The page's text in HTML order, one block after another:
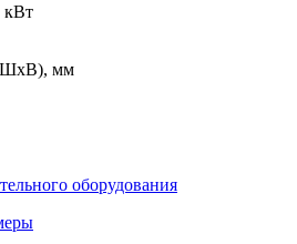
кВт
мм
оборудования